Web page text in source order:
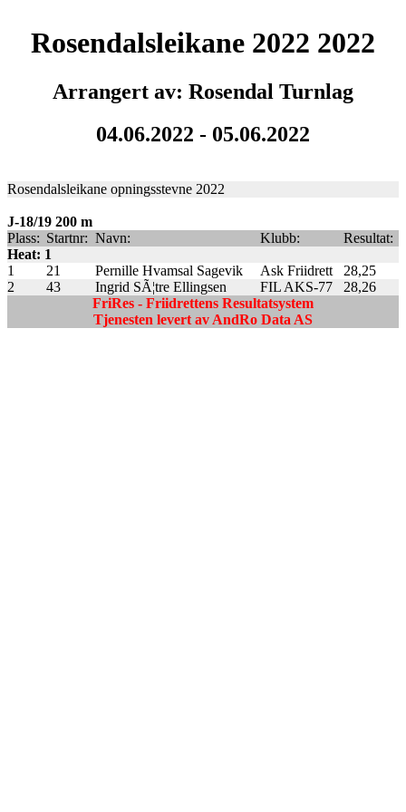
Rosendalsleikane 2022 2022
Arrangert av: Rosendal Turnlag
04.06.2022 - 05.06.2022
Rosendalsleikane opningsstevne 2022
J-18/19 200 m
Plass: Startnr: Navn: Klubb:
Resultat:
Heat: 1
1
21 Pernille Hvamsal Sagevik Ask Friidrett
28,25
2
43 Ingrid SÃ¦tre Ellingsen FIL AKS-77
28,26
FriRes - Friidrettens Resultatsystem
Tjenesten levert av AndRo Data AS